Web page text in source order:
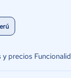
y precios